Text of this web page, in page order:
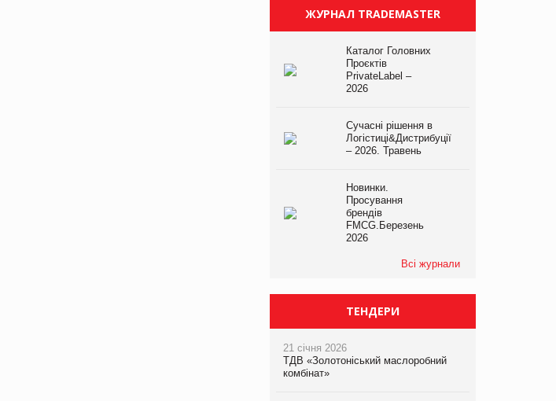
ЖУРНАЛ TRADEMASTER
Каталог Головних
Проєктів
PrivateLabel –
2026
Сучасні рішення в
Логістиці&Дистрибуції
– 2026. Травень
Новинки.
Просування
брендів
FMCG.Березень
2026
Всі журнали
ТЕНДЕРИ
21 січня 2026
ТДВ «Золотоніський маслоробний
комбінат»